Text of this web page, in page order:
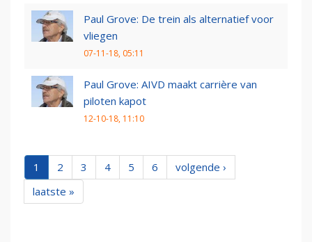
Paul Grove: De trein als alternatief voor
vliegen
07-11-18, 05:11
Paul Grove: AIVD maakt carrière van
piloten kapot
12-10-18, 11:10
1 2 3 4 5 6
volgende ›
laatste »